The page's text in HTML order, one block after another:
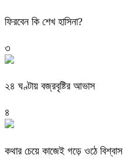
ফিরবেন কি শেখ হাসিনা?
৩
২৪ ঘণ্টায় বজ্রবৃষ্টির আভাস
৪
কথার চেয়ে কাজেই গড়ে ওঠে বিশ্বাস